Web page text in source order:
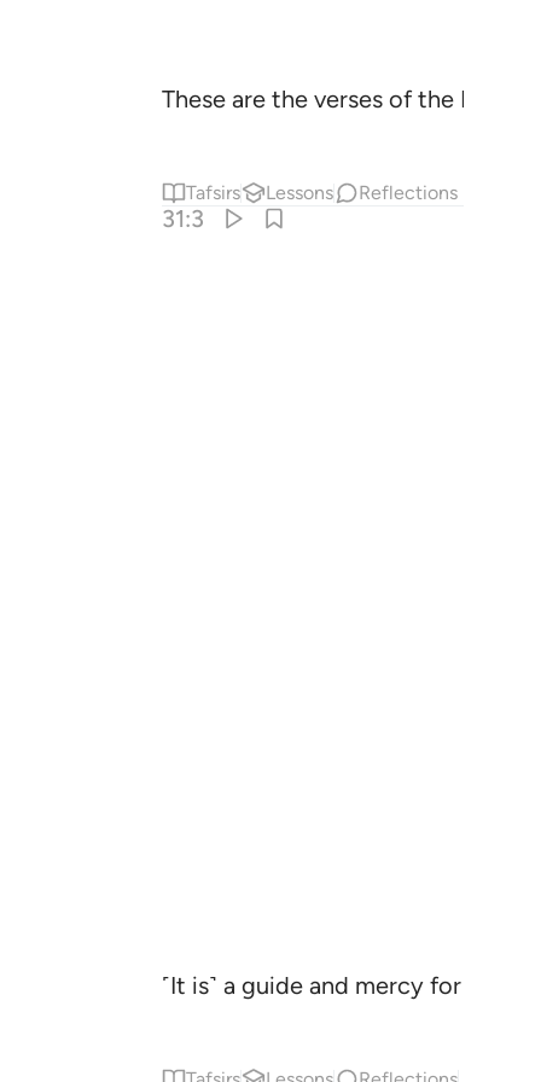
These are the verses of the Book,
Tafsirs Lessons Reflections
31:3
˹It is˺ a guide and mercy for the